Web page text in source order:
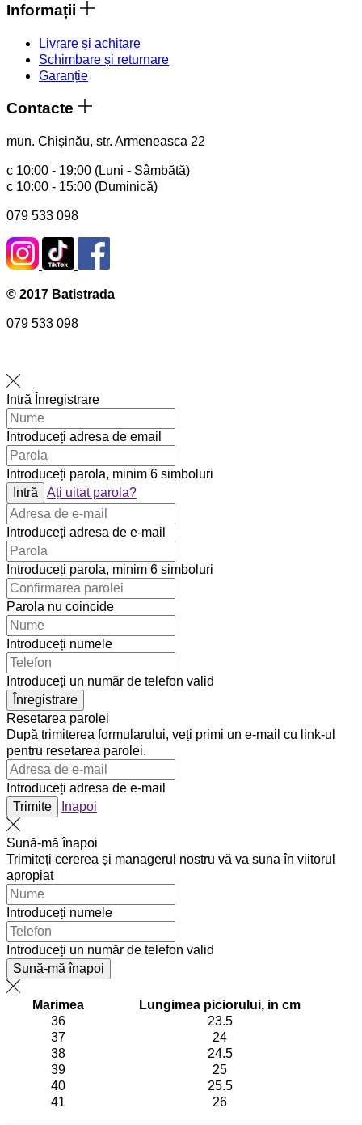
Informații
Livrare și achitare
Schimbare și returnare
Garanție
Contacte
mun. Chișinău, str. Armeneasca 22
с 10:00 - 19:00 (Luni - Sâmbătă)
с 10:00 - 15:00 (Duminică)
079 533 098
© 2017 Batistrada
079 533 098
Intră Înregistrare
Introduceți adresa de email
Introduceți parola, minim 6 simboluri
Intră
Ați uitat parola?
Introduceți adresa de e-mail
Introduceți parola, minim 6 simboluri
Parola nu coincide
Introduceți numele
Introduceți un număr de telefon valid
Înregistrare
Resetarea parolei
După trimiterea formularului, veți primi un e-mail cu link-ul
pentru resetarea parolei.
Introduceți adresa de e-mail
Trimite
Inapoi
Sună-mă înapoi
Trimiteți cererea și managerul nostru vă va suna în viitorul
apropiat
Introduceți numele
Introduceți un număr de telefon valid
Sună-mă înapoi
Marimea
Lungimea piciorului, in cm
36
23.5
37
24
38
24.5
39
25
40
25.5
41
26